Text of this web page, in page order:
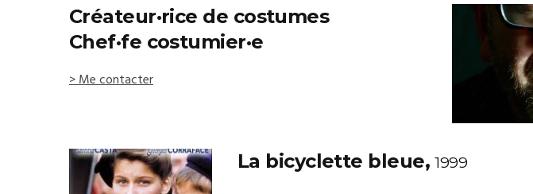
Créateur·rice de costumes
Chef·fe costumier·e
> Me contacter
La bicyclette bleue,1999